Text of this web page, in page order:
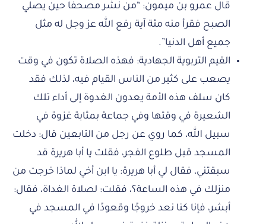
قال عمرو بن ميمون: “من نشر مصحفا حين يصلي
الصبح فقرأ منه مئة آية رفع الله عز وجل له مثل
جميع أهل الدنيا”.
القيم التربوية الجهادية: فهذه الصلاة تكون في وقت
يصعب على كثير من الناس القيام فيه، لذلك فقد
كان سلف هذه الأمة يعدون الغدوة إلى أداء تلك
الشعيرة في وقتها وفي جماعة بمثابة غزوة في
سبيل الله، كما روي عن رجل من التابعين قال: دخلت
المسجد قبل طلوع الفجر، فقلت يا أبا هريرة قد
سبقتني، فقال لي أبا هريرة: يا ابن أخي لماذا خرجت من
منزلك في هذه الساعة؟، فقلت: لصلاة الغداة، فقال:
أبشر، فإنا كنا نعد خروجًا وقعودًا في المسجد في